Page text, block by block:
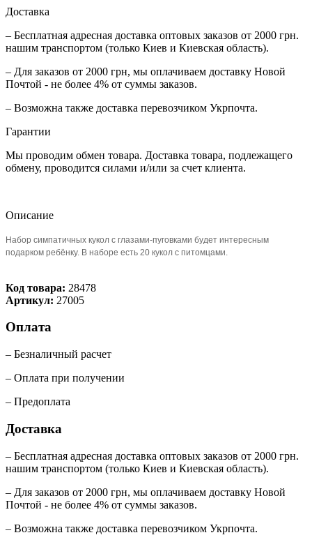
Доставка
– Бесплатная адресная доставка оптовых заказов от 2000 грн.
нашим транспортом (только Киев и Киевская область).
– Для заказов от 2000 грн, мы оплачиваем доставку Новой
Почтой - не более 4% от суммы заказов.
– Возможна также доставка перевозчиком Укрпочта.
Гарантии
Мы проводим обмен товара. Доставка товара, подлежащего
обмену, проводится силами и/или за счет клиента.
Описание
Набор симпатичных кукол с глазами-пуговками будет интересным
подарком ребёнку. В наборе есть 20 кукол с питомцами.
Код товара: 28478
Артикул: 27005
Оплата
– Безналичный расчет
– Оплата при получении
– Предоплата
Доставка
– Бесплатная адресная доставка оптовых заказов от 2000 грн.
нашим транспортом (только Киев и Киевская область).
– Для заказов от 2000 грн, мы оплачиваем доставку Новой
Почтой - не более 4% от суммы заказов.
– Возможна также доставка перевозчиком Укрпочта.